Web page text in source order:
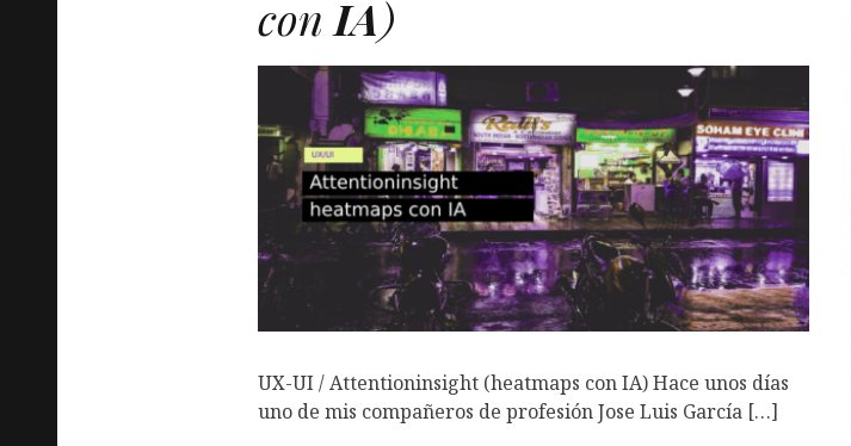
con IA)
UX-UI / Attentioninsight (heatmaps con IA) Hace unos días
uno de mis compañeros de profesión Jose Luis García […]